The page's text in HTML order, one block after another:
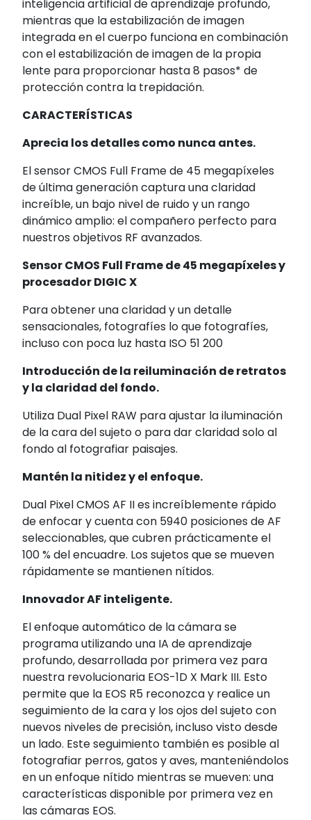
inteligencia artificial de aprendizaje profundo,
mientras que la estabilización de imagen
integrada en el cuerpo funciona en combinación
con el estabilización de imagen de la propia
lente para proporcionar hasta 8 pasos* de
protección contra la trepidación.
CARACTERÍSTICAS
Aprecia los detalles como nunca antes.
El sensor CMOS Full Frame de 45 megapíxeles
de última generación captura una claridad
increíble, un bajo nivel de ruido y un rango
dinámico amplio: el compañero perfecto para
nuestros objetivos RF avanzados.
Sensor CMOS Full Frame de 45 megapíxeles y
procesador DIGIC X
Para obtener una claridad y un detalle
sensacionales, fotografíes lo que fotografíes,
incluso con poca luz hasta ISO 51 200
Introducción de la reiluminación de retratos
y la claridad del fondo.
Utiliza Dual Pixel RAW para ajustar la iluminación
de la cara del sujeto o para dar claridad solo al
fondo al fotografiar paisajes.
Mantén la nitidez y el enfoque.
Dual Pixel CMOS AF II es increíblemente rápido
de enfocar y cuenta con 5940 posiciones de AF
seleccionables, que cubren prácticamente el
100 % del encuadre. Los sujetos que se mueven
rápidamente se mantienen nítidos.
Innovador AF inteligente.
El enfoque automático de la cámara se
programa utilizando una IA de aprendizaje
profundo, desarrollada por primera vez para
nuestra revolucionaria EOS-1D X Mark III. Esto
permite que la EOS R5 reconozca y realice un
seguimiento de la cara y los ojos del sujeto con
nuevos niveles de precisión, incluso visto desde
un lado. Este seguimiento también es posible al
fotografiar perros, gatos y aves, manteniéndolos
en un enfoque nítido mientras se mueven: una
características disponible por primera vez en
las cámaras EOS.